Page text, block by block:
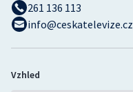
261 136 113
info@ceskatelevize.cz
Vzhled